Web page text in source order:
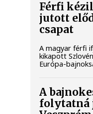
Férfi
jutott
csapat
A magyar férfi
kikapott
Európa-
A
folytatná